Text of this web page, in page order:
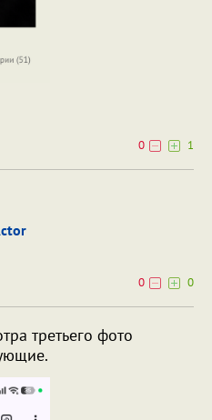
0
1
0
0
третьего фото